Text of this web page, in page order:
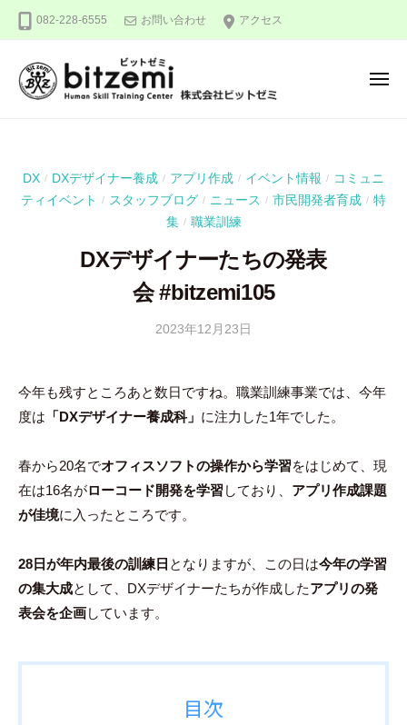
082-228-6555 お問い合わせ アクセス
社
を
究
メ
DX / DXデザイナー養成 / アプリ作成 / イベント情報 / コミュニ
ティイベント
/ スタッフブログ / ニュース / 市民開発者育成 / 特
集 / 職業訓練
DXデザイナーたちの発表
会 #bitzemi105
2023年12月23日
田
豪
今年も残すところあと数日ですね。職業訓練事業では、今年
度は 「DXデザイナー養成科」 に注力した1年でした。
春から20名でオフィスソフトの操作から学習をはじめて、現
在は16名がローコード開発を学習 しており、 アプリ作成課題
が佳境に入ったところです。
28日が年内最後の訓練日 となりますが、この日は今年の学習
の集大成として、DXデザイナーたちが作成したアプリの発
表会を企画しています。
目次
会
社
ビ
ミ